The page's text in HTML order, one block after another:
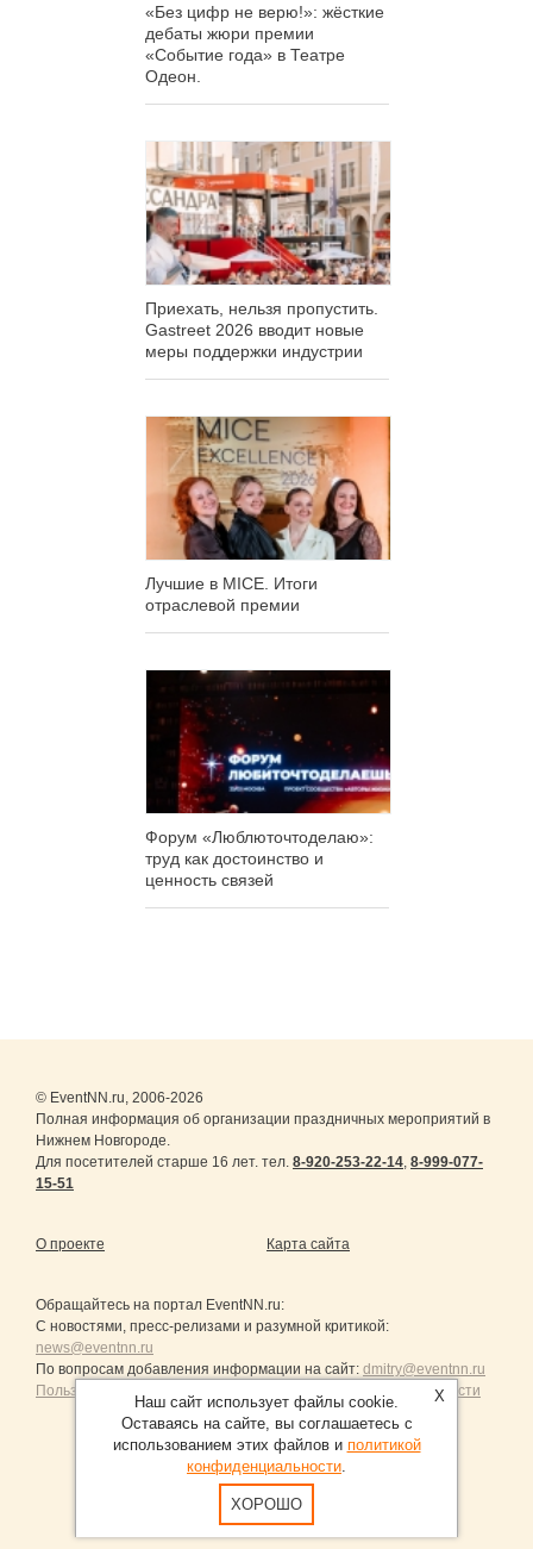
«Без цифр не верю!»: жёсткие
дебаты жюри премии
«Событие года» в Театре
Одеон.
Приехать, нельзя пропустить.
Gastreet 2026 вводит новые
меры поддержки индустрии
Лучшие в MICE. Итоги
отраслевой премии
Форум «Люблюточтоделаю»:
труд как достоинство и
ценность связей
© EventNN.ru, 2006-2026
Полная информация об организации праздничных мероприятий в
Нижнем Новгороде.
Для посетителей старше 16 лет. тел. 8-920-253-22-14 8-999-077-
15-51
О проекте Карта сайта
Обращайтесь на портал EventNN.ru:
С новостями, пресс-релизами и разумной критикой:
news@eventnn.ru
По вопросам добавления информации на сайт: dmitry@eventnn.ru
Пользовательское Соглашение и политика конфиденциальности
Продвижение сайтов Санкт-Петербург
X
Наш сайт использует файлы cookie.
Оставаясь на сайте, вы соглашаетесь с
использованием этих файлов и политикой
конфиденциальности.
ХОРОШО